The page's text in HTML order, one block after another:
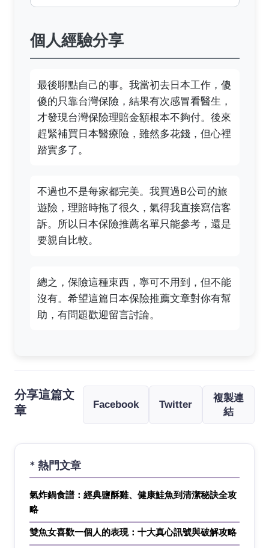
個人經驗分享
最後聊點自己的事。我當初去日本工作，傻
傻的只靠台灣保險，結果有次感冒看醫生，
才發現台灣保險理賠金額根本不夠付。後來
趕緊補買日本醫療險，雖然多花錢，但心裡
踏實多了。
不過也不是每家都完美。我買過B公司的旅
遊險，理賠時拖了很久，氣得我直接寫信客
訴。所以日本保險推薦名單只能參考，還是
要親自比較。
總之，保險這種東西，寧可不用到，但不能
沒有。希望這篇日本保險推薦文章對你有幫
助，有問題歡迎留言討論。
分享這篇文
章
Facebook Twitter
複製連
結
* 熱門文章
氣炸鍋食譜：經典鹽酥雞、健康鮭魚到清潔秘訣全攻
略
雙魚女喜歡一個人的表現：十大真心訊號與破解攻略